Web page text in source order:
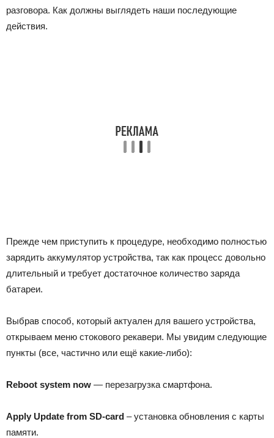
разговора. Как должны выглядеть наши последующие
действия.
Прежде чем приступить к процедуре, необходимо полностью
зарядить аккумулятор устройства, так как процесс довольно
длительный и требует достаточное количество заряда
батареи.
Выбрав способ, который актуален для вашего устройства,
открываем меню стокового рекавери. Мы увидим следующие
пункты (все, частично или ещё какие-либо):
Reboot system now — перезагрузка смартфона.
Apply Update from SD-card – установка обновления с карты
памяти.